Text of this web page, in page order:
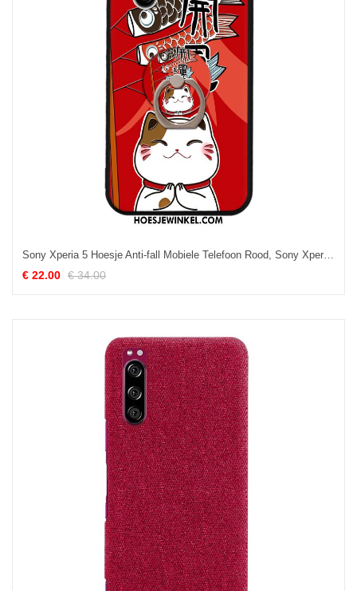
Sony Xperia 5 Hoesje Anti-fall Mobiele Telefoon Rood, Sony Xperia 5 Hoesje Nieuw Siliconen
€ 22.00 € 34.00